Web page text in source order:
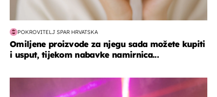
POKROVITELJ SPAR HRVATSKA
Omiljene proizvode za njegu sada možete kupiti
i usput, tijekom nabavke namirnica...